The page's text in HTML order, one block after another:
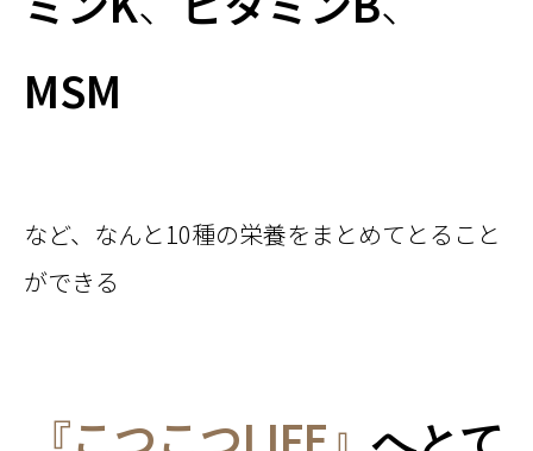
MSM
など、なんと10種の栄養をまとめてとること
ができる
『こつこつLIFE』